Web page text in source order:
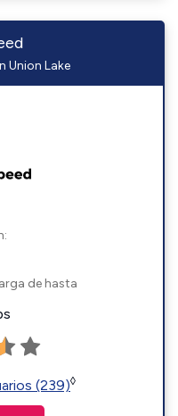
Union Lake
de hasta
(239)◊